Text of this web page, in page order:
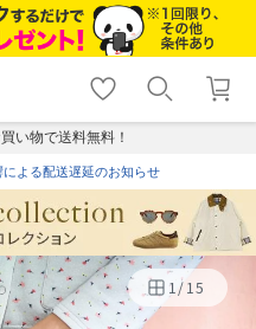
shopping_cart lock_outline
ログイン
い物で送料無料！
よる配送遅延のお知らせ
1/15